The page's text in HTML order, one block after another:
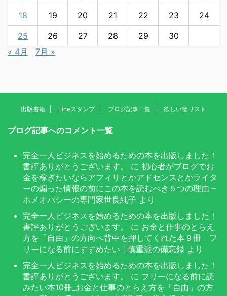
18 19 20 21 22 23 24
25 26 27 28 29
30
« 4月
7月 »
出版書籍 Lineスタンプ ブログ記事一覧 欲しい物リスト
ブログ記事へのコメント一覧
完全一人ビジネスを始めるための本を出版しました！
書評ありがとうございます。
に 初心者がブログでお
金を稼ぎたいならアフィリとかアドセンスとかライタ
ーの煽った情報の前にこの本を読むべき５つの理由 –
ホメオパシーの専門家世良純子 より
完全一人ビジネスを始めるための本を出版しました！
書評ありがとうございます。
に お金と仕事のとらえ
方を「自由」の方向へ背中を押してくれた本９冊 フ
リーになる前にすすめたい | 慎重派の備忘録 より
完全一人ビジネスを始めるための本を出版しました！
書評ありがとうございます。
に フリーになる前に読
みたい本10冊_お金と仕事のとらえ方を「自由」の方